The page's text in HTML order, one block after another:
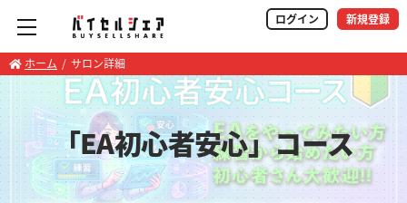
ログイン 新規登録
ホーム サロン詳細
「EA初心者安心」コース